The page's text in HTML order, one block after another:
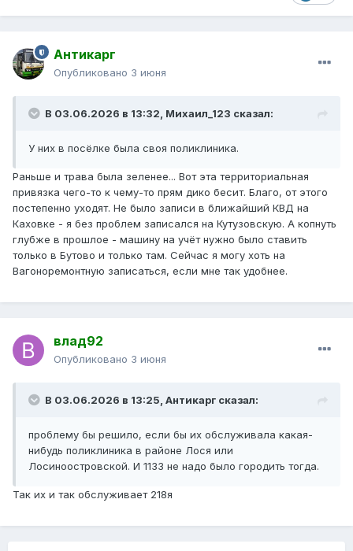
Антикарг
Опубликовано 3 июня
В 03.06.2026 в 13:32, Михаил_123 сказал:
У них в посёлке была своя поликлиника.
Раньше и трава была зеленее... Вот эта территориальная
привязка чего-то к чему-то прям дико бесит. Благо, от этого
постепенно уходят. Не было записи в ближайший КВД на
Каховке - я без проблем записался на Кутузовскую. А копнуть
глубже в прошлое - машину на учёт нужно было ставить
только в Бутово и только там. Сейчас я могу хоть на
Вагоноремонтную записаться, если мне так удобнее.
влад92
Опубликовано 3 июня
В 03.06.2026 в 13:25, Антикарг сказал:
проблему бы решило, если бы их обслуживала какая-
нибудь поликлиника в районе Лося или
Лосиноостровской. И 1133 не надо было городить тогда.
Так их и так обслуживает 218я